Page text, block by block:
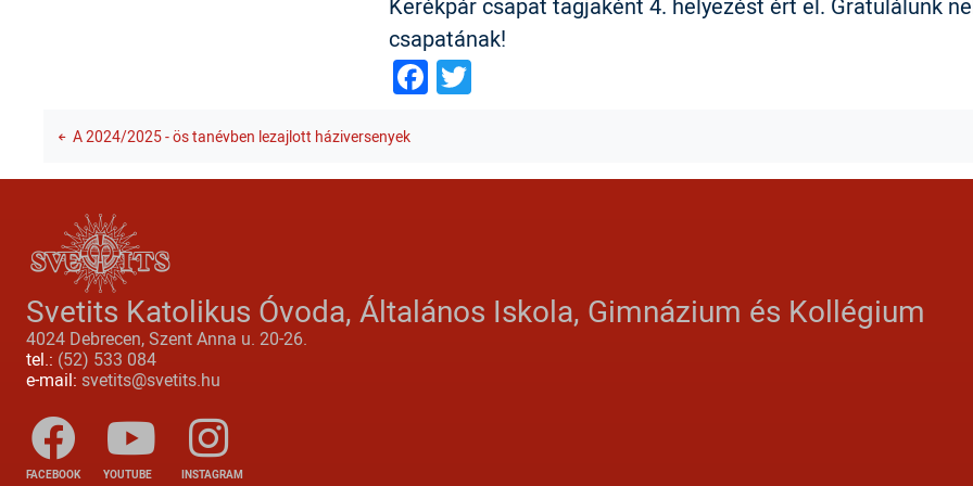
csapatának!
Facebook
A 2024/2025 - ös tanévben lezajlott háziversenyek
Svetits Katolikus Óvoda, Általános Iskola, Gimnázium és Kollégium
4024 Debrecen, Szent Anna u. 20-26.
tel.: (52) 533 084
e-mail: svetits@svetits.hu
FACEBOOK YOUTUBE INSTAGRAM